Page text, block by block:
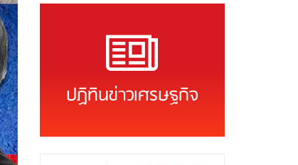
ปฏิทินข่าวเศรษฐกิจ